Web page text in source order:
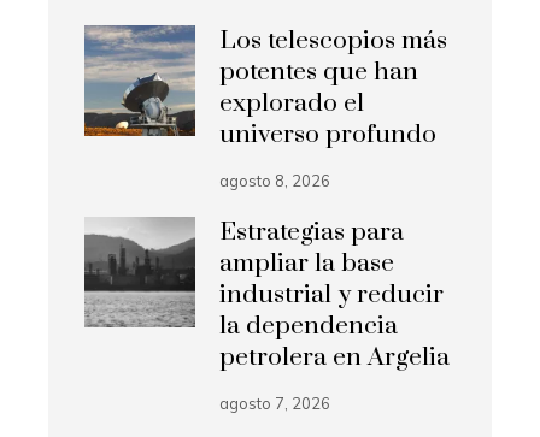
Los telescopios más
potentes que han
explorado el
universo profundo
agosto 8, 2026
Estrategias para
ampliar la base
industrial y reducir
la dependencia
petrolera en Argelia
agosto 7, 2026